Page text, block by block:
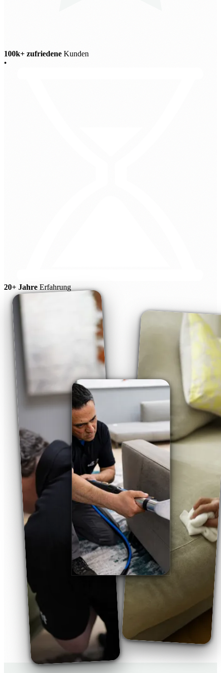
100k+ zufriedene Kunden
•
20+ Jahre Erfahrung